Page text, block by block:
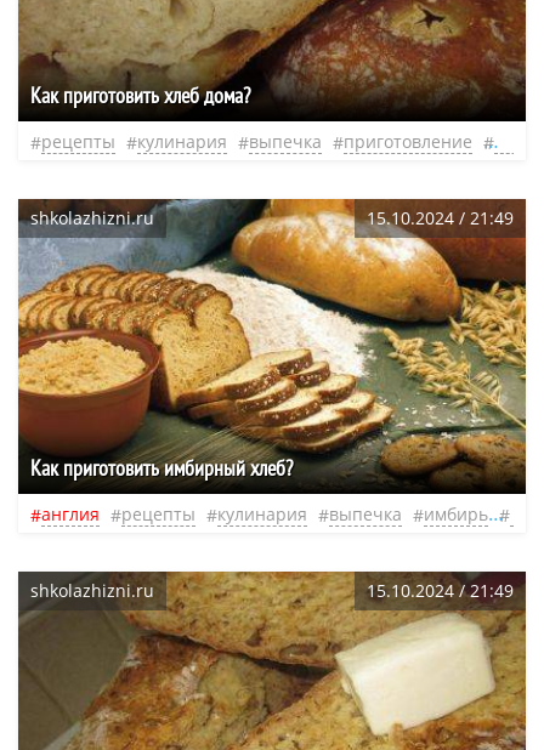
Как приготовить хлеб дома?
рецепты кулинария выпечка приготовление тесто
shkolazhizni.ru 15.10.2024 / 21:49
Как приготовить имбирный хлеб?
англия рецепты кулинария выпечка имбирь
shkolazhizni.ru 15.10.2024 / 21:49